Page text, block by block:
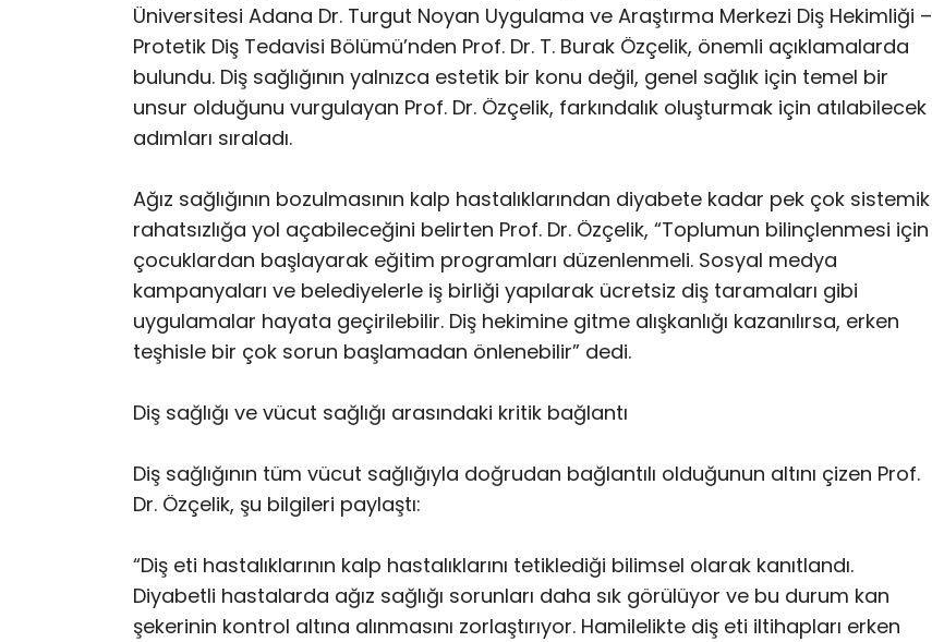
Üniversitesi Adana Dr. Turgut Noyan Uygulama ve Araştırma Merkezi Diş Hekimliği –
Protetik Diş Tedavisi Bölümü’nden Prof. Dr. T. Burak Özçelik, önemli açıklamalarda
bulundu. Diş sağlığının yalnızca estetik bir konu değil, genel sağlık için temel bir
unsur olduğunu vurgulayan Prof. Dr. Özçelik, farkındalık oluşturmak için atılabilecek
adımları sıraladı.
Ağız sağlığının bozulmasının kalp hastalıklarından diyabete kadar pek çok sistemik
rahatsızlığa yol açabileceğini belirten Prof. Dr. Özçelik, “Toplumun bilinçlenmesi için
çocuklardan başlayarak eğitim programları düzenlenmeli. Sosyal medya
kampanyaları ve belediyelerle iş birliği yapılarak ücretsiz diş taramaları gibi
uygulamalar hayata geçirilebilir. Diş hekimine gitme alışkanlığı kazanılırsa, erken
teşhisle bir çok sorun başlamadan önlenebilir” dedi.
Diş sağlığı ve vücut sağlığı arasındaki kritik bağlantı
Diş sağlığının tüm vücut sağlığıyla doğrudan bağlantılı olduğunun altını çizen Prof.
Dr. Özçelik, şu bilgileri paylaştı:
“Diş eti hastalıklarının kalp hastalıklarını tetiklediği bilimsel olarak kanıtlandı.
Diyabetli hastalarda ağız sağlığı sorunları daha sık görülüyor ve bu durum kan
şekerinin kontrol altına alınmasını zorlaştırıyor. Hamilelikte diş eti iltihapları erken